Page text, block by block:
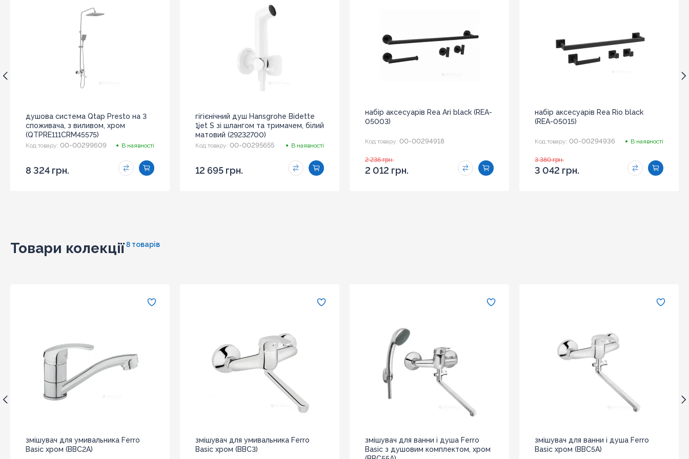
душова система Qtap Presto на 3
споживача, з виливом, хром
(QTPRE111CRM45575)
Код товару: 00-00299609 В наявності
8 324 грн.
гігієнічний душ Hansgrohe Bidette
1jet S зі шлангом та тримачем, білий
матовий (29232700)
Код товару: 00-00295655 В наявності
12 695 грн.
набір аксесуарів Rea Ari black (REA-
05003)
Код товару: 00-00294918
2 236 грн.
2 012 грн.
набір аксесуарів Rea Rio black
(REA-05015)
Код товару: 00-00294936 В наявності
3 380 грн.
3 042 грн.
Товари колекції 8 товарів
змішувач для умивальника Ferro
Basic хром (BBC2A)
змішувач для умивальника Ferro
Basic хром (BBC3)
змішувач для ванни і душа Ferro
Basic з душовим комплектом, хром
змішувач для ванни і душа Ferro
Basic хром (BBC5A)